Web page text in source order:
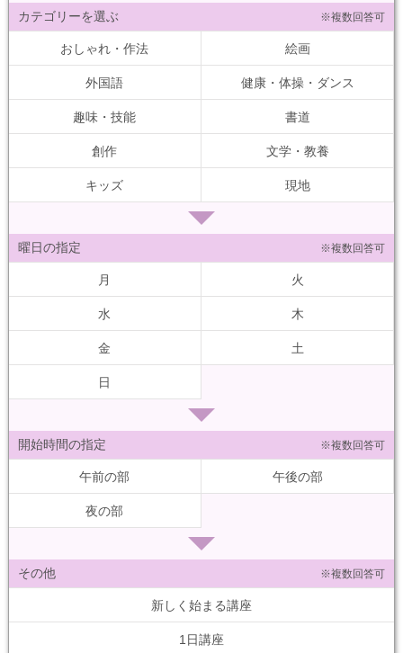
カテゴリーを選ぶ ※複数回答可
おしゃれ・作法 絵画
外国語 健康・体操・ダンス
趣味・技能 書道
創作 文学・教養
キッズ 現地
曜日の指定 ※複数回答可
月 火
水 木
金 土
日
開始時間の指定 ※複数回答可
午前の部 午後の部
夜の部
その他 ※複数回答可
新しく始まる講座
1日講座